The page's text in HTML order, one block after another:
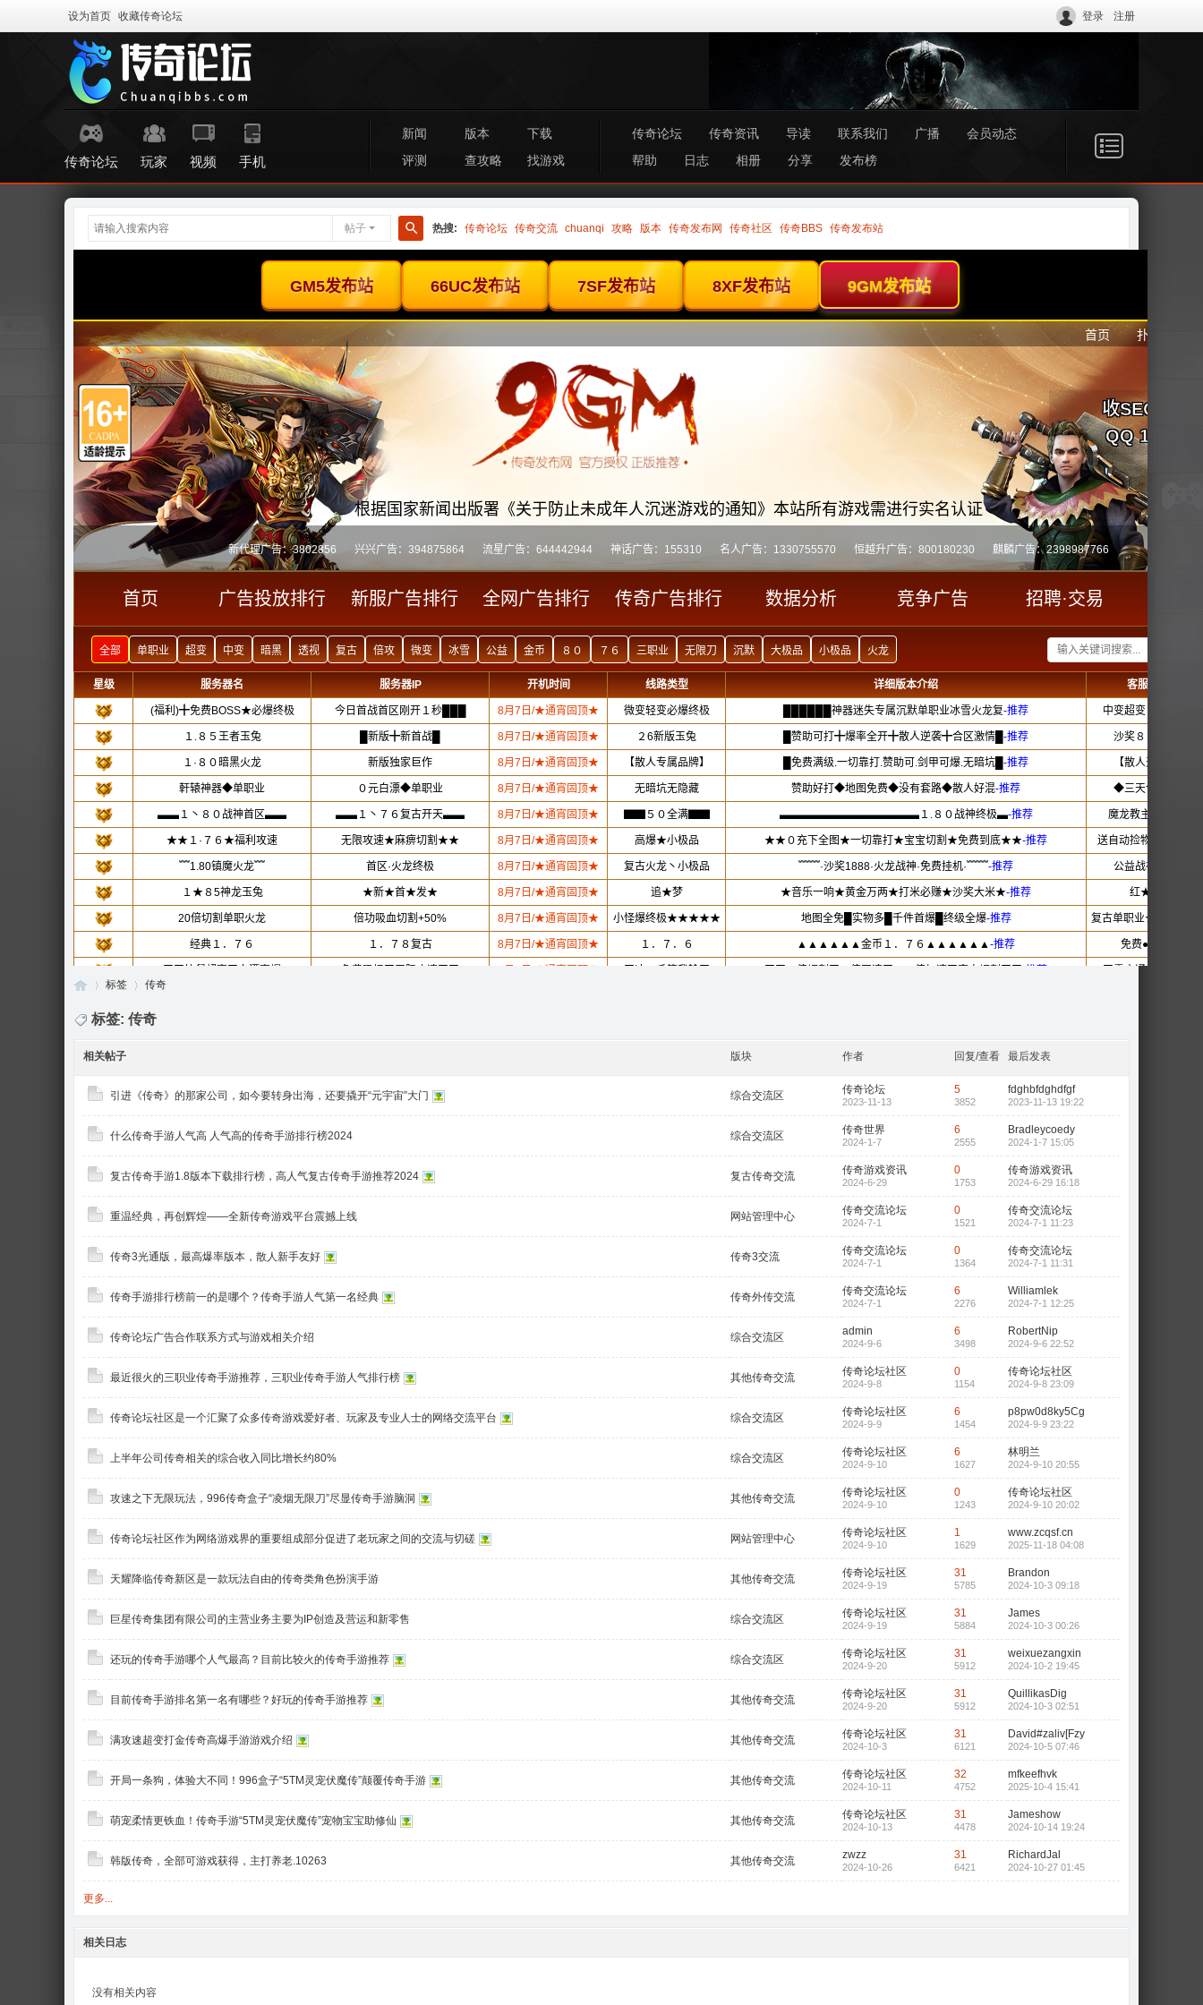
设为首页 收藏传奇论坛 登录 注册
传奇论坛 玩家 视频 手机
新闻 版本
下载
评测
查攻略 找游戏
传奇论坛 传奇资讯 导读 联系我们 广播
会员动态
帮助
日志 相册 分享 发布榜
帖子
搜
热搜: 传奇论坛 传奇交流 chuanqi 攻略 版本 传奇发布网 传奇社区 传奇BBS 传奇发布站
传
奇
坛
›
标签 传奇
标签: 传奇
相关帖子 版块 作者 回复/查看 最后发表
引进《传奇》的那家公司，如今要转身出海，还要撬开“元宇宙”大门 综合交流区 传奇论坛
2023-11-13
5
3852
fdghbfdghdfgf
2023-11-13 19:22
什么传奇手游人气高 人气高的传奇手游排行榜2024 综合交流区 传奇世界
2024-1-7
6
2555
Bradleycoedy
2024-1-7 15:05
复古传奇手游1.8版本下载排行榜，高人气复古传奇手游推荐2024 复古传奇交流 传奇游戏资讯
2024-6-29
0
1753
传奇游戏资讯
2024-6-29 16:18
重温经典，再创辉煌——全新传奇游戏平台震撼上线 网站管理中心 传奇交流论坛
2024-7-1
0
1521
传奇交流论坛
2024-7-1 11:23
传奇3光通版，最高爆率版本，散人新手友好 传奇3交流 传奇交流论坛
2024-7-1
0
1364
传奇交流论坛
2024-7-1 11:31
传奇手游排行榜前一的是哪个？传奇手游人气第一名经典 传奇外传交流 传奇交流论坛
2024-7-1
6
2276
Williamlek
2024-7-1 12:25
传奇论坛广告合作联系方式与游戏相关介绍 综合交流区 admin
2024-9-6
6
3498
RobertNip
2024-9-6 22:52
最近很火的三职业传奇手游推荐，三职业传奇手游人气排行榜 其他传奇交流 传奇论坛社区
2024-9-8
0
1154
传奇论坛社区
2024-9-8 23:09
传奇论坛社区是一个汇聚了众多传奇游戏爱好者、玩家及专业人士的网络交流平台 综合交流区 传奇论坛社区
2024-9-9
6
1454
p8pw0d8ky5Cg
2024-9-9 23:22
上半年公司传奇相关的综合收入同比增长约80% 综合交流区 传奇论坛社区
2024-9-10
6
1627
林明兰
2024-9-10 20:55
攻速之下无限玩法，996传奇盒子“凌烟无限刀”尽显传奇手游脑洞 其他传奇交流 传奇论坛社区
2024-9-10
0
1243
传奇论坛社区
2024-9-10 20:02
传奇论坛社区作为网络游戏界的重要组成部分促进了老玩家之间的交流与切磋 网站管理中心 传奇论坛社区
2024-9-10
1
1629
www.zcqsf.cn
2025-11-18 04:08
天耀降临传奇新区是一款玩法自由的传奇类角色扮演手游 其他传奇交流 传奇论坛社区
2024-9-19
31
5785
Brandon
2024-10-3 09:18
巨星传奇集团有限公司的主营业务主要为IP创造及营运和新零售 综合交流区 传奇论坛社区
2024-9-19
31
5884
James
2024-10-3 00:26
还玩的传奇手游哪个人气最高？目前比较火的传奇手游推荐 综合交流区 传奇论坛社区
2024-9-20
31
5912
weixuezangxin
2024-10-2 19:45
目前传奇手游排名第一名有哪些？好玩的传奇手游推荐 其他传奇交流 传奇论坛社区
2024-9-20
31
5912
QuillikasDig
2024-10-3 02:51
满攻速超变打金传奇高爆手游游戏介绍 其他传奇交流 传奇论坛社区
2024-10-3
31
6121
David#zaliv[Fzy
2024-10-5 07:46
开局一条狗，体验大不同！996盒子“5TM灵宠伏魔传”颠覆传奇手游 其他传奇交流 传奇论坛社区
2024-10-11
32
4752
mfkeefhvk
2025-10-4 15:41
萌宠柔情更铁血！传奇手游“5TM灵宠伏魔传”宠物宝宝助修仙 其他传奇交流 传奇论坛社区
2024-10-13
31
4478
Jameshow
2024-10-14 19:24
韩版传奇，全部可游戏获得，主打养老.10263 其他传奇交流 zwzz
2024-10-26
31
6421
RichardJal
2024-10-27 01:45
更多...
相关日志
没有相关内容